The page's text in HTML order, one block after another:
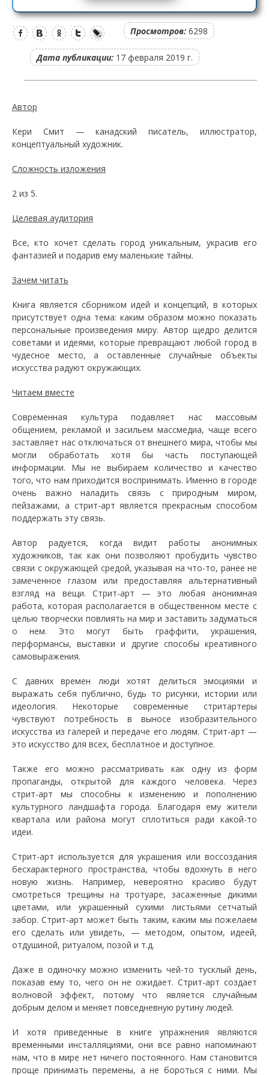
Просмотров: 6298
Дата публикации: 17 февраля 2019 г.
Автор
Кери Смит — канадский писатель, иллюстратор,
концептуальный художник.
Сложность изложения
2 из 5.
Целевая аудитория
Все, кто хочет сделать город уникальным, украсив его
фантазией и подарив ему маленькие тайны.
Зачем читать
Книга является сборником идей и концепций, в которых
присутствует одна тема: каким образом можно показать
персональные произведения миру. Автор щедро делится
советами и идеями, которые превращают любой город в
чудесное место, а оставленные случайные объекты
искусства радуют окружающих.
Читаем вместе
Современная культура подавляет нас массовым
общением, рекламой и засильем массмедиа, чаще всего
заставляет нас отключаться от внешнего мира, чтобы мы
могли обработать хотя бы часть поступающей
информации. Мы не выбираем количество и качество
того, что нам приходится воспринимать. Именно в городе
очень важно наладить связь с природным миром,
пейзажами, а стрит-арт является прекрасным способом
поддержать эту связь.
Автор радуется, когда видит работы анонимных
художников, так как они позволяют пробудить чувство
связи с окружающей средой, указывая на что-то, ранее не
замеченное глазом или предоставляя альтернативный
взгляд на вещи. Стрит-арт — это любая анонимная
работа, которая располагается в общественном месте с
целью творчески повлиять на мир и заставить задуматься
о нем. Это могут быть граффити, украшения,
перформансы, выставки и другие способы креативного
самовыражения.
С давних времен люди хотят делиться эмоциями и
выражать себя публично, будь то рисунки, истории или
идеология. Некоторые современные стритартеры
чувствуют потребность в выносе изобразительного
искусства из галерей и передаче его людям. Стрит-арт —
это искусство для всех, бесплатное и доступное.
Также его можно рассматривать как одну из форм
пропаганды, открытой для каждого человека. Через
стрит-арт мы способны к изменению и пополнению
культурного ландшафта города. Благодаря ему жители
квартала или района могут сплотиться ради какой-то
идеи.
Стрит-арт используется для украшения или воссоздания
бесхарактерного пространства, чтобы вдохнуть в него
новую жизнь. Например, невероятно красиво будут
смотреться трещины на тротуаре, засаженные дикими
цветами, или украшенный сухими листьями сетчатый
забор. Стрит-арт может быть таким, каким мы пожелаем
его сделать или увидеть, — методом, опытом, идеей,
отдушиной, ритуалом, позой и т.д.
Даже в одиночку можно изменить чей-то тусклый день,
показав ему то, чего он не ожидает. Стрит-арт создает
волновой эффект, потому что является случайным
добрым делом и меняет повседневную рутину людей.
И хотя приведенные в книге упражнения являются
временными инсталляциями, они все равно напоминают
нам, что в мире нет ничего постоянного. Нам становится
проще принимать перемены, а не бороться с ними. Мы